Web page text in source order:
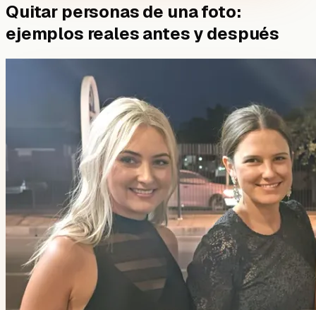
Quitar personas de una foto:
ejemplos reales antes y después